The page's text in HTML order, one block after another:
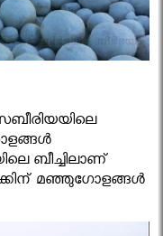
ബീച്ചിലാണ്
മഞ്ഞുഗോളങ്ങള്‍